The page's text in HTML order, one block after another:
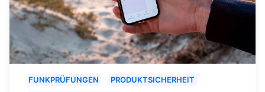
FUNKPRÜFUNGEN
PRODUKTSICHERHEIT